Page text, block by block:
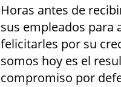
Horas antes de
sus empleados para
felicitarles por su
somos hoy es el
compromiso por